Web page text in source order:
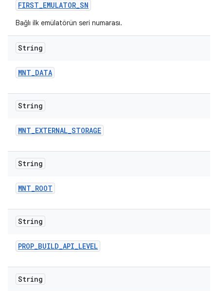
FIRST_EMULATOR_SN
Bağlı ilk emülatörün seri numarası.
String
MNT_DATA
String
MNT_EXTERNAL_STORAGE
String
MNT_ROOT
String
PROP_BUILD_API_LEVEL
String